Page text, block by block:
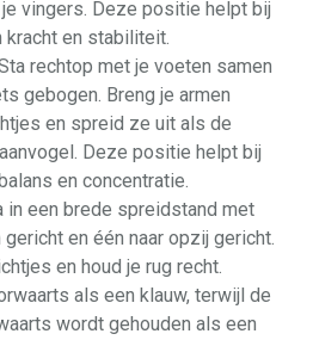
vingers. Deze positie helpt bij
kracht en stabiliteit.
rechtop met je voeten samen
gebogen. Breng je armen
en spreid ze uit als de
Deze positie helpt bij
en concentratie.
in een brede spreidstand met
en één naar opzij gericht.
en houd je rug recht.
als een klauw, terwijl de
wordt gehouden als een